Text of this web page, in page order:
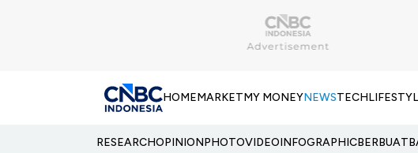
HOMEMARKETMY MONEYNEWSTECH
RESEARCHOPINIONPHOTOVIDEOINFOGRAPHIC